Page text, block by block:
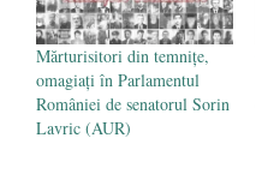
Mărturisitori din temnițe,
omagiați în Parlamentul
României de senatorul Sorin
Lavric (AUR)